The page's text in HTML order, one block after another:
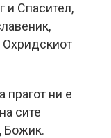
и Спасител,
прагот ни е
сите
Божик.